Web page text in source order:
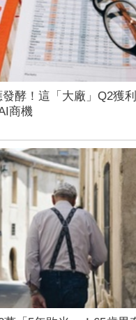
發酵！這「大廠」Q2獲
商機